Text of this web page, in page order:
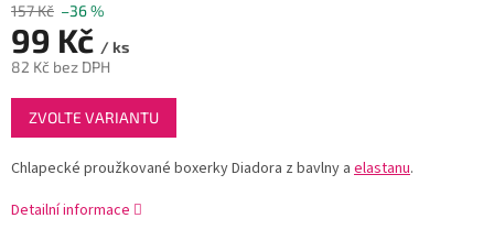
157 Kč –36 %
99 Kč / ks
82 Kč bez DPH
Měrná
cena:
ZVOLTE VARIANTU
Chlapecké proužkované boxerky Diadora z bavlny a elastanu.
Detailní informace